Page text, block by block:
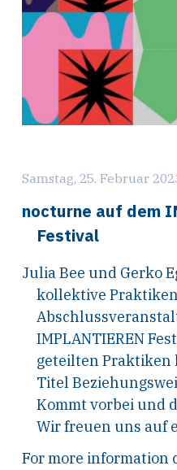
Samstag, 25. Februar
nocturne auf dem
Festival
Julia Bee und Gerko
kollektive
IMPLANTIEREN
geteilten Praktiken
Titel
Kommt vorbei und
Wir freuen uns auf
For more information